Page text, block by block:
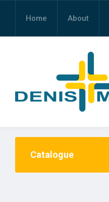
Home About
Catalogue